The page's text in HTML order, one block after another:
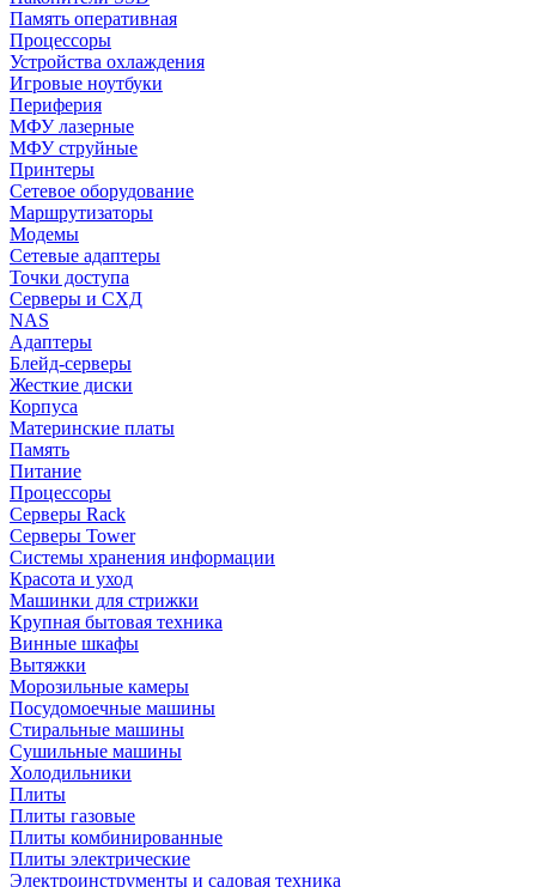
Память оперативная
Процессоры
Устройства охлаждения
Игровые ноутбуки
Периферия
МФУ лазерные
МФУ струйные
Принтеры
Сетевое оборудование
Маршрутизаторы
Модемы
Сетевые адаптеры
Точки доступа
Серверы и СХД
NAS
Адаптеры
Блейд-серверы
Жесткие диски
Корпуса
Материнские платы
Память
Питание
Процессоры
Серверы Rack
Серверы Tower
Системы хранения информации
Красота и уход
Машинки для стрижки
Крупная бытовая техника
Винные шкафы
Вытяжки
Морозильные камеры
Посудомоечные машины
Стиральные машины
Сушильные машины
Холодильники
Плиты
Плиты газовые
Плиты комбинированные
Плиты электрические
Электроинструменты и садовая техника